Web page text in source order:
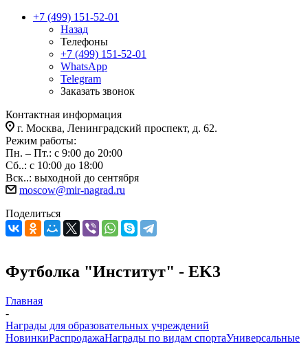
+7 (499) 151-52-01
Назад
Телефоны
+7 (499) 151-52-01
WhatsApp
Telegram
Заказать звонок
Контактная информация
г. Москва, Ленинградский проспект, д. 62.
Режим работы:
Пн. – Пт.: с 9:00 до 20:00
Сб..: с 10:00 до 18:00
Вск..: выходной до сентября
moscow@mir-nagrad.ru
Поделиться
Футболка "Институт" - EK3
Главная
-
Награды для образовательных учреждений
НовинкиРаспродажаНаграды по видам спортаУниверсальные